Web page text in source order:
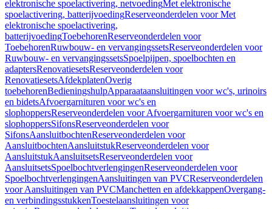
elektronische spoelactivering, netvoedingMet elektronische
spoelactivering, batterijvoedingReserveonderdelen voor Met
elektronische spoelactivering,
batterijvoedingToebehorenReserveonderdelen voor
ToebehorenRuwbouw- en vervangingssetsReserveonderdelen voor
Ruwbouw- en vervangingssetsSpoelpijpen, spoelbochten en
adaptersRenovatiesetsReserveonderdelen voor
RenovatiesetsAfdekplatenOverig
toebehorenBedieningshulpApparaataansluitingen voor wc's, urinoirs
en bidetsAfvoergarnituren voor wc's en
slophoppersReserveonderdelen voor Afvoergarnituren voor wc's en
slophoppersSifonsReserveonderdelen voor
SifonsAansluitbochtenReserveonderdelen voor
AansluitbochtenAansluitstukReserveonderdelen voor
AansluitstukAansluitsetsReserveonderdelen voor
AansluitsetsSpoelbochtverlengingenReserveonderdelen voor
SpoelbochtverlengingenAansluitingen van PVCReserveonderdelen
voor Aansluitingen van PVCManchetten en afdekkappenOvergang-
en verbindingsstukkenToestelaansluitingen voor